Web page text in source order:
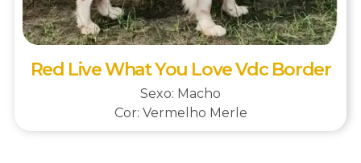
Red Live What You Love Vdc Border
Sexo: Macho
Cor: Vermelho Merle